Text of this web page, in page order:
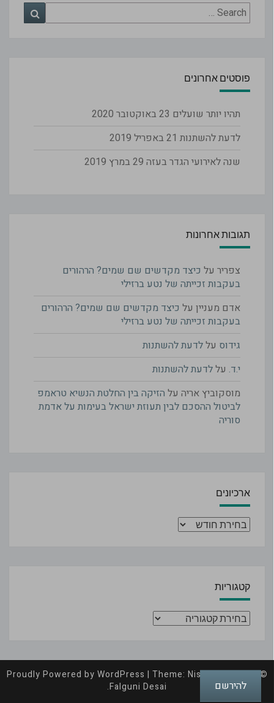
Search
for:
Search
פוסטים אחרונים
תהיו יותר שועלים 23 באוקטובר 2020
לדעת להשתנות 21 באפריל 2019
שנה לאירועי הגדר בעזה 29 במרץ 2019
תגובות אחרונות
צפרירעל כיצד מקדשים שם שמים? הרהורים
בעקבות זכייתה של נטע ברזילי
אדם מענייןעל כיצד מקדשים שם שמים? הרהורים
בעקבות זכייתה של נטע ברזילי
גידוס עללדעת להשתנות
י.ד. עללדעת להשתנות
מוסקוביץ אריהעל הזיקה בין החלטת הנשיא טראמפ
לביטול ההסכם לבין תעוזת ישראל בעימות על אדמת
סוריה
ארכיונים
ארכיונים
קטגוריות
קטגוריות
© 2026
|
Proudly Powered byWordPress |Theme: Nisarg by
Falguni Desai
. להירשם